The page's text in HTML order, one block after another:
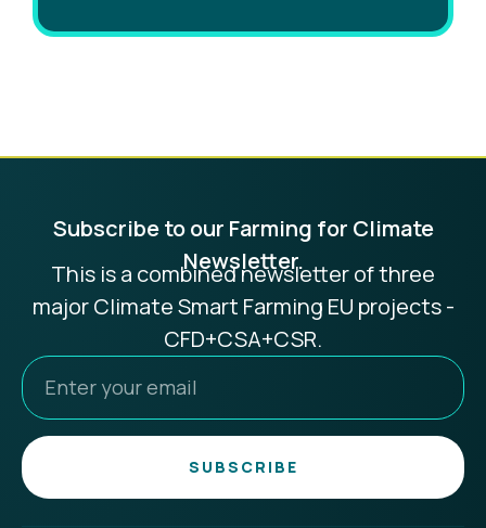
Subscribe to our Farming for Climate
Newsletter.
This is a combined newsletter of three
major Climate Smart Farming EU projects -
CFD+CSA+CSR.
SUBSCRIBE